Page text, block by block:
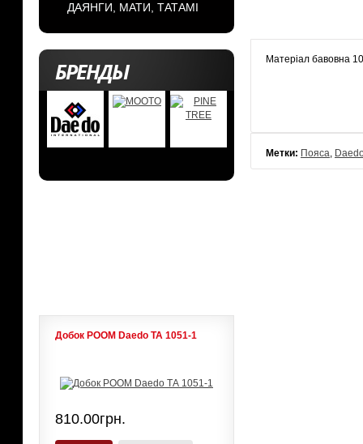
ДАЯНГИ, МАТИ, ТАТАМІ
БРЕНДЫ
Добок POOM Daedo ТА 1051-1
810.00грн.
Матеріал бавовна
Метки: Пояса,